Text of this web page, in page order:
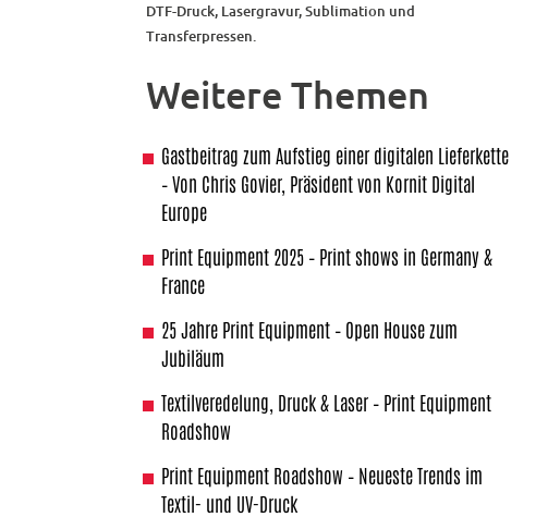
DTF-Druck, Lasergravur, Sublimation und
Transferpressen.
Weitere Themen
Gastbeitrag zum Aufstieg einer digitalen Lieferkette
– Von Chris Govier, Präsident von Kornit Digital
Europe
Print Equipment 2025 – Print shows in Germany &
France
25 Jahre Print Equipment – Open House zum
Jubiläum
Textilveredelung, Druck & Laser – Print Equipment
Roadshow
Print Equipment Roadshow – Neueste Trends im
Textil- und UV-Druck